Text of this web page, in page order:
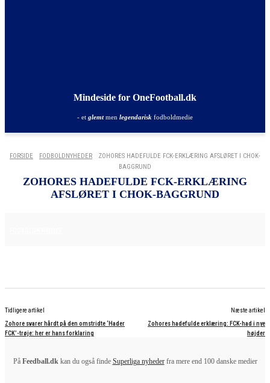
Mindeside for OneFootball.dk
- et glemtmen legendarisk fodboldmedie
FORSIDE FODBOLDNYHEDER
ZOHORES HADEFULDE FCK-ERKLÆRING AFSLØRET I CHOK-
BAGGRUND
ZOHORES HADEFULDE FCK-ERKLÆRING
AFSLØRET I CHOK-BAGGRUND
Tidligere artikel
Zohore svarer hårdt på den omstridte ‘Hader
FCK’-trøje: her er hans forklaring
Næste artikel
Zohores hadefulde erklæring: FCK-had i nye
højder
På Feedball.dkkan du også finde Superliga nyhederfra mere end 100 danske medier